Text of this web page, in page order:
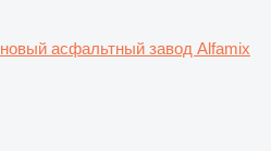
новый асфальтный завод Alfamix